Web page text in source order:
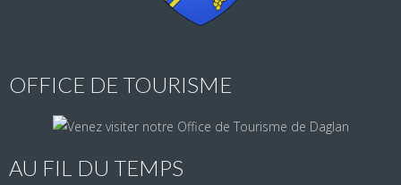
OFFICE DE TOURISME
AU FIL DU TEMPS